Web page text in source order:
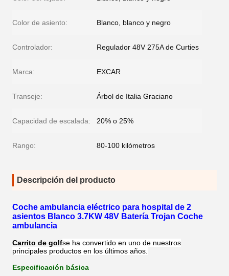
Color de asiento: Blanco, blanco y negro
Controlador: Regulador 48V 275A de Curties
Marca: EXCAR
Transeje: Árbol de Italia Graciano
Capacidad de escalada: 20% o 25%
Rango: 80-100 kilómetros
Descripción del producto
Coche ambulancia eléctrico para hospital de 2
asientos Blanco 3.7KW 48V Batería Trojan Coche
ambulancia
Carrito de golfse ha convertido en uno de nuestros
principales productos en los últimos años.
Especificación básica